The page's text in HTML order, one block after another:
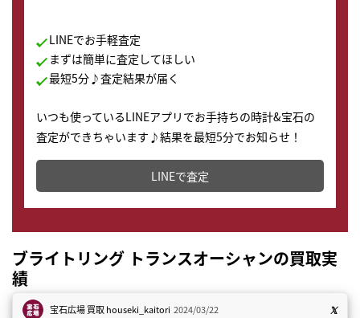
LINEでお手軽査定
まずは簡単に査定してほしい
最短5分♪査定結果が届く
いつも使っているLINEアプリでお手持ちの時計&宝石の
査定ができちゃいます♪結果を最短5分でお知らせ！
どこからでもすぐに査定金額を知ることが出来ます。
LINEで査定
ブライトリング トランスオーシャンの買取実
績
宝石広場 買取houseki_kaitori 2024/03/22